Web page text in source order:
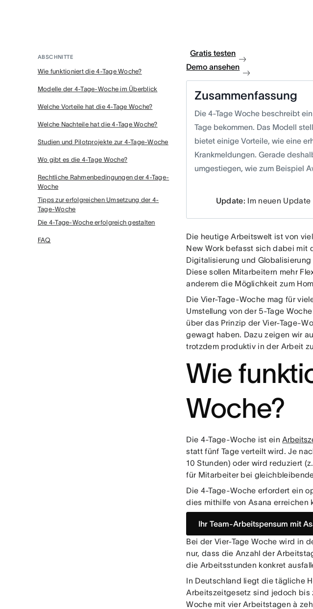
ABSCHNITTE
Wie funktioniert die 4-Tage Woche?
Modelle der 4-Tage-Woche im Überblick
Welche Vorteile hat die 4-Tage Woche?
Welche Nachteile hat die 4-Tage Woche?
Studien und Pilotprojekte zur 4-Tage-Woche
Wo gibt es die 4-Tage Woche?
Rechtliche Rahmenbedingungen der 4-Tage-
Woche
Tipps zur erfolgreichen Umsetzung der 4-
Tage-Woche
Die 4-Tage-Woche erfolgreich gestalten
FAQ
Gratis testen
Demo ansehen
Zusammenfassung
Die 4-Tage Woche beschreibt
Tage bekommen. Das Modell
bietet einige Vorteile, wie eine
Krankmeldungen. Gerade
umgestiegen, wie zum Beispiel
Update: Im neuen
Die heutige Arbeitswelt ist von
New Work befasst sich dabei mit
Digitalisierung und
Diese sollen Mitarbeitern mehr
anderem die Möglichkeit zum
Die Vier-Tage-Woche mag für
Umstellung von der 5-Tage
über das Prinzip der Vier-Tage-
gewagt haben. Dazu zeigen wir
trotzdem produktiv in der Arbeit
Wie
Woche?
Die 4-Tage-Woche ist ein
statt fünf Tage verteilt wird. Je
10 Stunden) oder wird reduziert
für Mitarbeiter bei
Die 4-Tage-Woche erfordert ein
dies mithilfe von Asana erreichen
Ihr Team-Arbeitspensum mit
Bei der Vier-Tage Woche wird in
nur, dass die Anzahl der
die Arbeitsstunden konkret
In Deutschland liegt die tägliche
Arbeitszeitgesetz sind jedoch bis
Woche mit vier Arbeitstagen à